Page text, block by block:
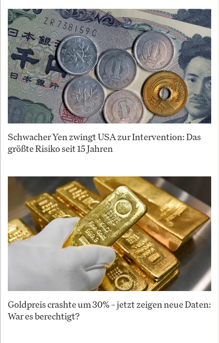
Schwacher Yen zwingt USA zur Intervention: Das
größte Risiko seit 15 Jahren
Goldpreis crashte um 30% – jetzt zeigen neue Daten:
War es berechtigt?